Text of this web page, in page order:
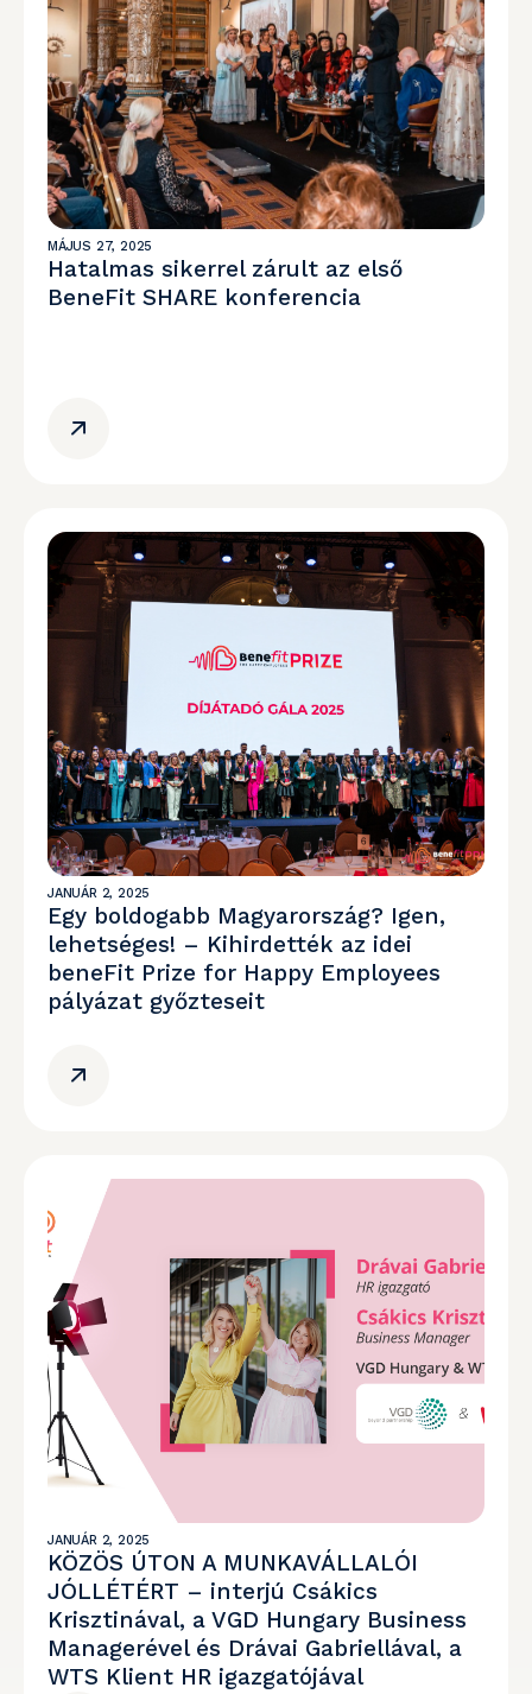
MÁJUS 27, 2025
Hatalmas sikerrel zárult az első
BeneFit SHARE konferencia
JANUÁR 2, 2025
Egy boldogabb Magyarország? Igen,
lehetséges! – Kihirdették az idei
beneFit Prize for Happy Employees
pályázat győzteseit
JANUÁR 2, 2025
KÖZÖS ÚTON A MUNKAVÁLLALÓI
JÓLLÉTÉRT – interjú Csákics
Krisztinával, a VGD Hungary Business
Managerével és Drávai Gabriellával, a
WTS Klient HR igazgatójával